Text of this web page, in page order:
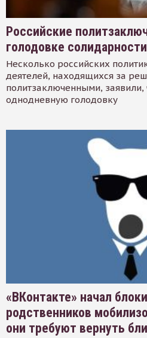
Российские
голодовке
Несколько российских
деятелей, находящихся за
политзаключенными, заявили,
однодневную голодовку
«ВКонтакте» начал
родственников
они требуют вернуть